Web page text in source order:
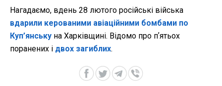
Нагадаємо, вдень 28 лютого російські війська
вдарили керованими авіаційними бомбами по
Куп’янську на Харківщині. Відомо про пʼятьох
поранених і двох загиблих.